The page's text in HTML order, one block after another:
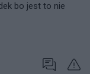
bo jest to nie